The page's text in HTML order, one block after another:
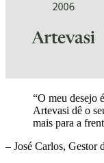
“O meu desejo
Artevasi dê o
mais para a
– José Carlos, Gestor